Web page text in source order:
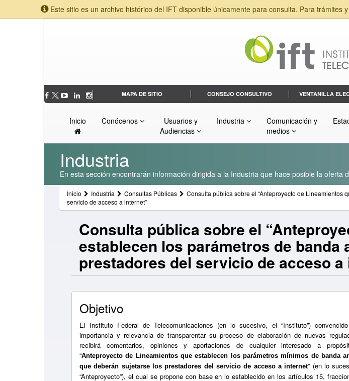
Este sitio es un archivo histórico del IFT disponible únicamente para consulta. Para trámites
MAPA DE SITIO CONSEJO CONSULTIVO VENTANILLA
Inicio Conócenos
Usuarios y
Audiencias
Industria
Comunicación y
medios
Industria
En esta sección encontrarán información dirigida a la Industria que hace posible la
Inicio Industria Consultas Públicas
Consulta pública sobre el “Anteproyecto de Lineamientos
servicio de acceso a internet”
Consulta pública sobre el
establecen los parámetros de banda
prestadores del servicio de acceso a
Objetivo
El Instituto Federal de Telecomunicaciones (en lo sucesivo, el “Instituto”)
importancia y relevancia de transparentar su proceso de elaboración de nuevas
recibirá comentarios, opiniones y aportaciones de cualquier interesado a
“Anteproyecto de Lineamientos que establecen los parámetros mínimos de banda
que deberán sujetarse los prestadores del servicio de acceso a internet” (en lo
“Anteproyecto”), el cual se propone con base en lo establecido en los artículos 15,